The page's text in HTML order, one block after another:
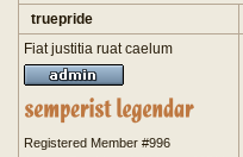
truepride
Fiat justitia ruat caelum
Registered Member #996